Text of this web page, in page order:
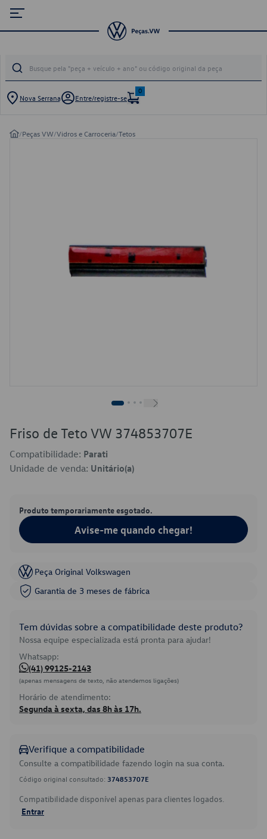
Nova Serrana Entre/registre-se
0
/Peças VW/Vidros e Carroceria/Tetos
Friso de Teto VW 374853707E
Compatibilidade: Parati
Unidade de venda: Unitário(a)
Produto temporariamente esgotado.
Avise-me quando chegar!
Peça Original Volkswagen
Garantia de 3 meses de fábrica
Tem dúvidas sobre a compatibilidade deste produto?
Nossa equipe especializada está pronta para ajudar!
Whatsapp:
(41) 99125-2143
(apenas mensagens de texto, não atendemos ligações)
Horário de atendimento:
Segunda à sexta, das 8h às 17h.
Verifique a compatibilidade
Consulte a compatibilidade fazendo login na sua conta.
Código original consultado: 374853707E
Compatibilidade disponível apenas para clientes logados.
Entrar